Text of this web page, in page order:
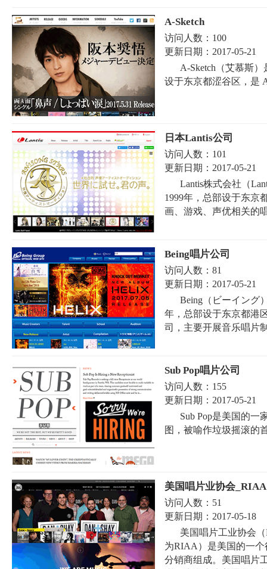
A-Sketch
访问人数： 100
更新日期： 2017-05-21
A-Sketch（艾慕斯
设于东京都涩谷区，是
日本Lantis公司
访问人数： 101
更新日期： 2017-05-21
Lantis株式会社（
1999年，总部设于东京
画、游戏、声优相关的
Being唱片公司
访问人数： 81
更新日期： 2017-05-21
Being（ビーイング
年，总部设于东京都港
司，主要开展音乐唱片
Sub Pop唱片公司
访问人数： 155
更新日期： 2017-05-21
Sub Pop是美国的一
图，被喻作垃圾摇滚的
美国唱片业协会_RIAA
访问人数： 51
更新日期： 2017-05-18
美国唱片工业协会（
为RIAA）是美国的一
分销商组成。美国唱片